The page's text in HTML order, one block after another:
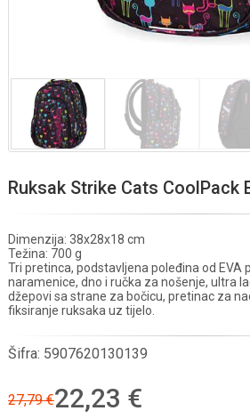
Ruksak Strike Cats CoolPack
Dimenzija: 38x28x18 cm
Težina: 700 g
Tri pretinca, podstavljena poleđina od EVA
naramenice, dno i ručka za nošenje, ultra
džepovi sa strane za bočicu, pretinac za
fiksiranje ruksaka uz tijelo.
Šifra: 5907620130139
27,79 €22,23 €